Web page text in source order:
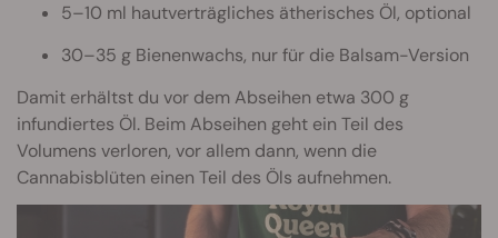
5–10 ml hautverträgliches ätherisches Öl, optional
30–35 g Bienenwachs, nur für die Balsam-Version
Damit erhältst du vor dem Abseihen etwa 300 g
infundiertes Öl. Beim Abseihen geht ein Teil des
Volumens verloren, vor allem dann, wenn die
Cannabisblüten einen Teil des Öls aufnehmen.